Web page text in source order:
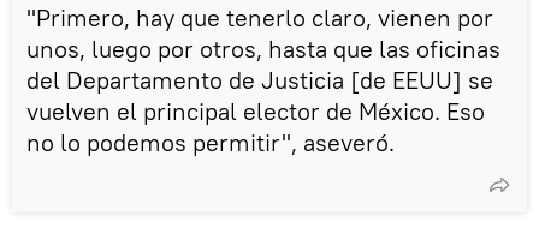
"Primero, hay que tenerlo claro, vienen por
unos, luego por otros, hasta que las oficinas
del Departamento de Justicia [de EEUU] se
vuelven el principal elector de México. Eso
no lo podemos permitir", aseveró.